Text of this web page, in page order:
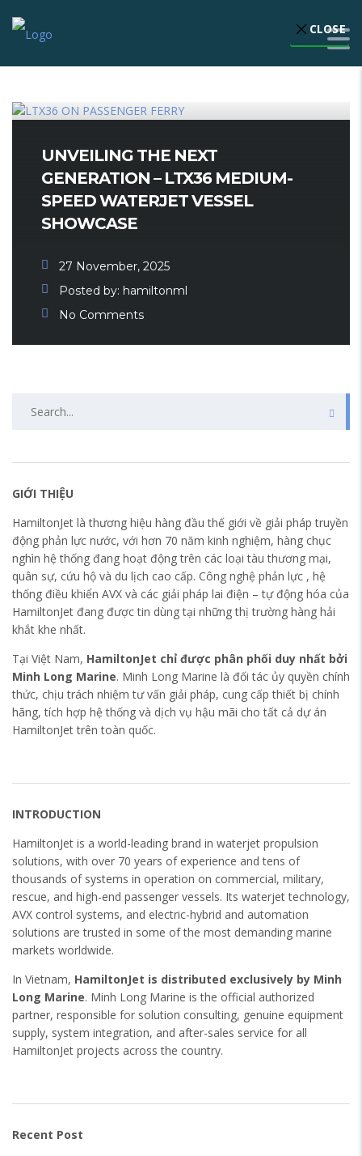
UNVEILING THE NEXT
GENERATION – LTX36 MEDIUM-
SPEED WATERJET VESSEL
SHOWCASE
27 November, 2025
Posted by: hamiltonml
No Comments
GIỚI THIỆU
HamiltonJet là thương hiệu hàng đầu thế giới về giải pháp truyền
động phản lực nước, với hơn 70 năm kinh nghiệm, hàng chục
nghìn hệ thống đang hoạt động trên các loại tàu thương mại,
quân sự, cứu hộ và du lịch cao cấp. Công nghệ phản lực , hệ
thống điều khiển AVX và các giải pháp lai điện – tự động hóa của
HamiltonJet đang được tin dùng tại những thị trường hàng hải
khắt khe nhất.
Tại Việt Nam, HamiltonJet chỉ được phân phối duy nhất bởi
Minh Long Marine. Minh Long Marine là đối tác ủy quyền chính
thức, chịu trách nhiệm tư vấn giải pháp, cung cấp thiết bị chính
hãng, tích hợp hệ thống và dịch vụ hậu mãi cho tất cả dự án
HamiltonJet trên toàn quốc.
INTRODUCTION
HamiltonJet is a world-leading brand in waterjet propulsion
solutions, with over 70 years of experience and tens of
thousands of systems in operation on commercial, military,
rescue, and high-end passenger vessels. Its waterjet technology,
AVX control systems, and electric-hybrid and automation
solutions are trusted in some of the most demanding marine
markets worldwide.
In Vietnam, HamiltonJet is distributed exclusively by Minh
Long Marine. Minh Long Marine is the official authorized
partner, responsible for solution consulting, genuine equipment
supply, system integration, and after-sales service for all
HamiltonJet projects across the country.
Recent Post